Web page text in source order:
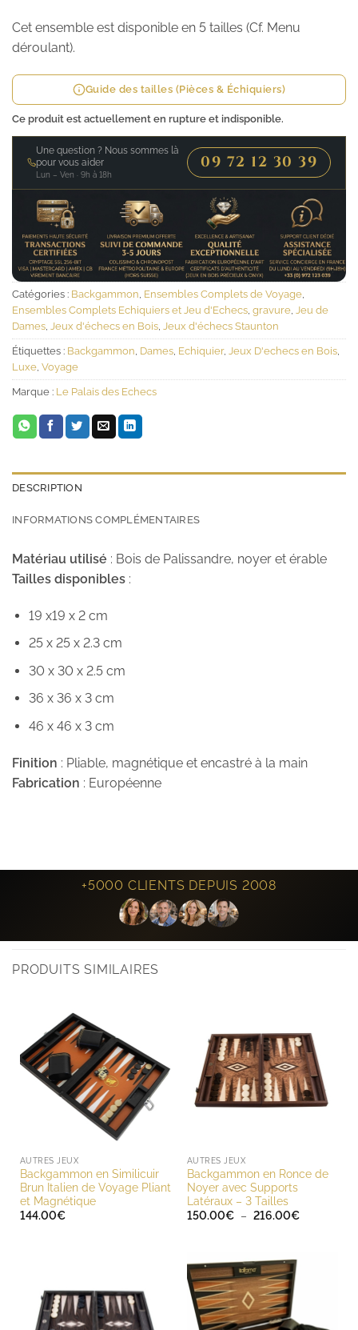
Cet ensemble est disponible en 5 tailles (Cf. Menu
déroulant).
Guide des tailles (Pièces & Échiquiers)
Ce produit est actuellement en rupture et indisponible.
Une question ? Nous sommes là
pour vous aider
Lun – Ven · 9h à 18h
09 72 12 30 39
Catégories : Backgammon Ensembles Complets de Voyage
Ensembles Complets Echiquiers et Jeu d'Echecs gravure Jeu de
Dames Jeux d'échecs en Bois Jeux d'échecs Staunton
Étiquettes : Backgammon Dames Echiquier, Jeux D'echecs en Bois
Luxe Voyage
Marque : Le Palais des Echecs
DESCRIPTION
INFORMATIONS COMPLÉMENTAIRES
Matériau utilisé : Bois de Palissandre, noyer et érable
Tailles disponibles :
19 x19 x 2 cm
25 x 25 x 2.3 cm
30 x 30 x 2.5 cm
36 x 36 x 3 cm
46 x 46 x 3 cm
Finition : Pliable, magnétique et encastré à la main
Fabrication : Européenne
+5000 CLIENTS DEPUIS 2008
PRODUITS SIMILAIRES
AUTRES JEUX
Backgammon en Similicuir
Brun Italien de Voyage Pliant
et Magnétique
144.00€
AUTRES JEUX
Backgammon en Ronce de
Noyer avec Supports
Latéraux – 3 Tailles
150.00€ – 216.00€Plage